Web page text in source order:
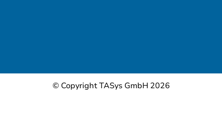
© Copyright TASys GmbH 2026